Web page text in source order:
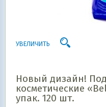
УВЕЛИЧИТЬ
Новый дизайн!
косметические
упак. 120 шт.